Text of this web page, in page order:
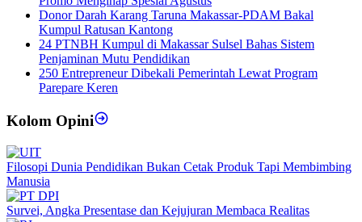
Donor Darah Karang Taruna Makassar-PDAM Bakal
Kumpul Ratusan Kantong
24 PTNBH Kumpul di Makassar Sulsel Bahas Sistem
Penjaminan Mutu Pendidikan
250 Entrepreneur Dibekali Pemerintah Lewat Program
Parepare Keren
Kolom Opini
Filosopi Dunia Pendidikan Bukan Cetak Produk Tapi Membimbing
Manusia
Survei, Angka Presentase dan Kejujuran Membaca Realitas